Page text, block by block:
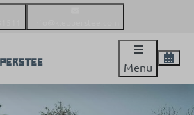
Menu